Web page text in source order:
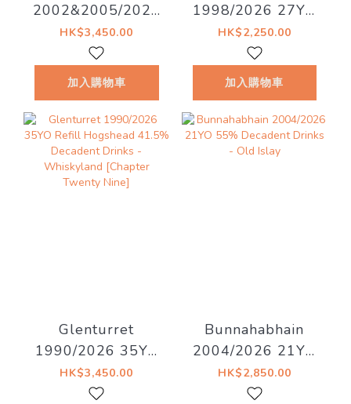
2002&2005/2026
20YO 53%
Decadent Drinks -
Old Islay
HK$3,450.00
加入購物車
1998/2026 27YO
52.8% Decadent
Drinks - Decadent
Drams
HK$2,250.00
加入購物車
Glenturret
1990/2026 35YO
Refill Hogshead
41.5% Decadent
HK$3,450.00
Bunnahabhain
2004/2026 21YO
55% Decadent
Drinks - Old Islay
HK$2,850.00